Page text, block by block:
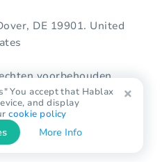
DE 19901. United
voorbehouden.
You accept that Hablax
and display
cookie policy
More Info